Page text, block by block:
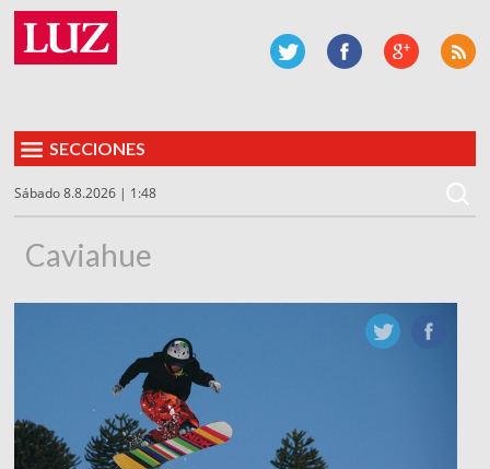
SECCIONES
Sábado 8.8.2026 | 1:48
Caviahue